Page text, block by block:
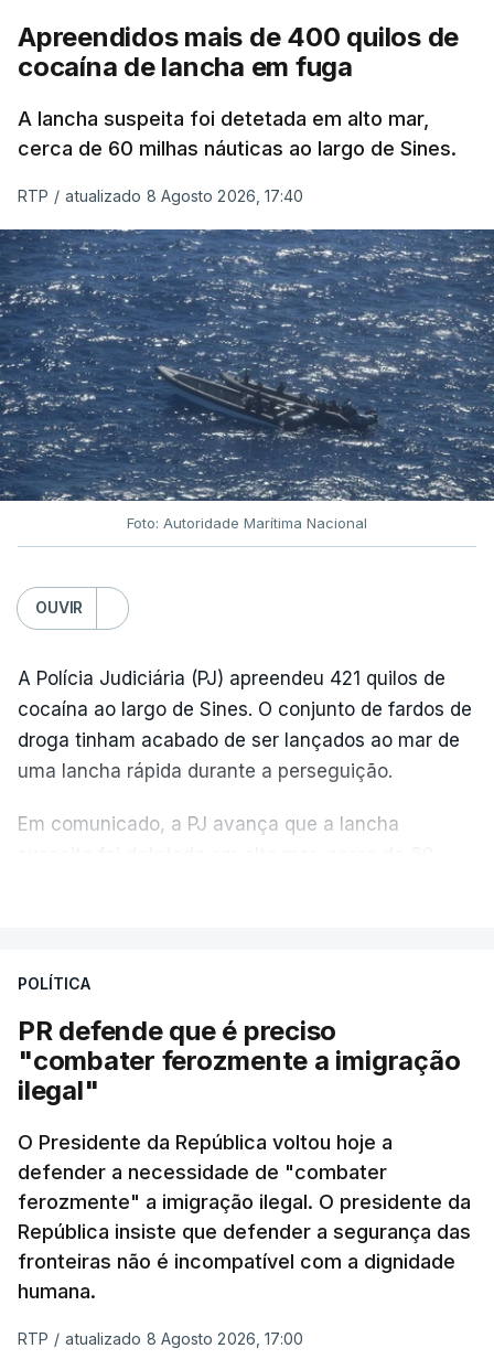
Apreendidos mais de 400 quilos de
cocaína de lancha em fuga
A lancha suspeita foi detetada em alto mar,
cerca de 60 milhas náuticas ao largo de Sines.
RTP / atualizado 8 Agosto 2026, 17:40
Foto: Autoridade Marítima Nacional
OUVIR
A Polícia Judiciária (PJ) apreendeu 421 quilos de
cocaína ao largo de Sines. O conjunto de fardos de
droga tinham acabado de ser lançados ao mar de
uma lancha rápida durante a perseguição.
Em comunicado, a PJ avança que a lancha
desencadeando uma ação de prevenção
articulação com a Marinha, a Autoridade Marítima
Nacional e a Força Aérea.
apreendida mais cocaína até ao momento de que
em todo o ano de 2025.
A ação de prevenção visa a deteção em alto mar
de embarcações de alta velocidade (EAV) que
utilizam a costa nacional para o tráfico de droga.
c/ Lusa
POLÍTICA
PR defende que é preciso
"combater ferozmente a imigração
ilegal"
O Presidente da República voltou hoje a
defender a necessidade de "combater
ferozmente" a imigração ilegal. O presidente da
República insiste que defender a segurança das
fronteiras não é incompatível com a dignidade
humana.
RTP / atualizado 8 Agosto 2026, 17:00